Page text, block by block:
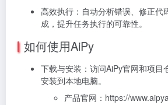
高效执行：自动分析错误、修正代
成，提升任务执行的可靠性。
如何使用AiPy
下载与安装：访问AiPy官网和项目
安装到本地电脑。
产品官网：https://